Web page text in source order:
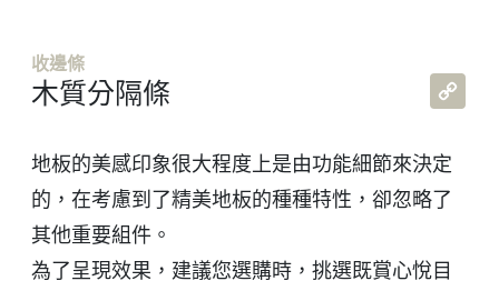
收邊條
木質分隔條
地板的美感印象很大程度上是由功能細節來決定
的，在考慮到了精美地板的種種特性，卻忽略了
其他重要組件。
為了呈現效果，建議您選購時，挑選既賞心悅目